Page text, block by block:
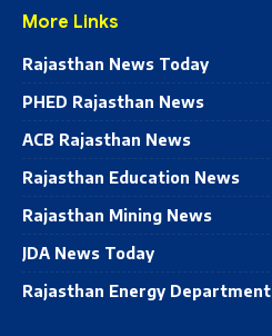
More Links
Rajasthan News Today
PHED Rajasthan News
ACB Rajasthan News
Rajasthan Education News
Rajasthan Mining News
JDA News Today
Rajasthan Energy Department